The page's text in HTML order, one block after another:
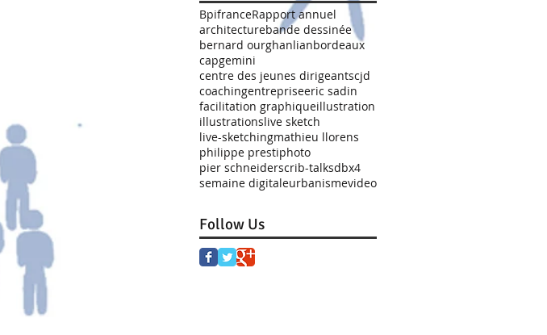
BpifranceRapport annuel
architecturebande dessinée
bernard ourghanlianbordeaux
capgemini
centre des jeunes dirigeantscjd
coachingentrepriseeric sadin
facilitation graphiqueillustration
illustrationslive sketch
live-sketchingmathieu llorens
philippe prestiphoto
pier schneiderscrib-talksdbx4
semaine digitaleurbanismevideo
Follow Us